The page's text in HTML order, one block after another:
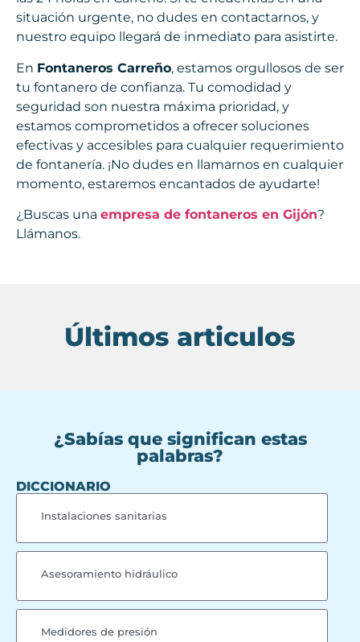
situación urgente, no dudes en contactarnos, y
nuestro equipo llegará de inmediato para asistirte.
En Fontaneros Carreño, estamos orgullosos de ser
tu fontanero de confianza. Tu comodidad y
seguridad son nuestra máxima prioridad, y
estamos comprometidos a ofrecer soluciones
efectivas y accesibles para cualquier requerimiento
de fontanería. ¡No dudes en llamarnos en cualquier
momento, estaremos encantados de ayudarte!
¿Buscas una empresa de fontaneros en Gijón?
Llámanos.
Últimos articulos
¿Sabías que significan estas
palabras?
DICCIONARIO
Instalaciones sanitarias
Asesoramiento hidráulico
Medidores de presión